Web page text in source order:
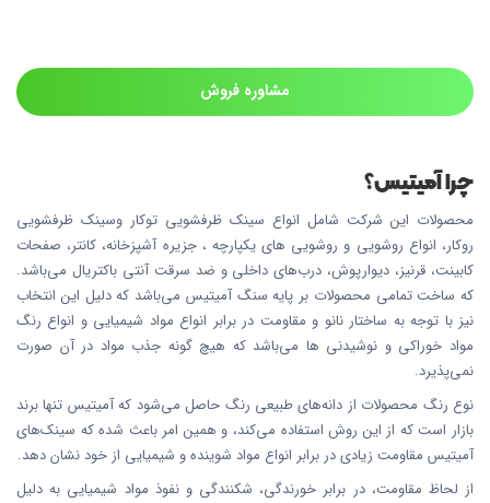
مشاوره فروش
چرا آمیتیس؟
محصولات این شرکت شامل انواع سینک ظرفشویی توکار وسینک ظرفشویی
روکار، انواع روشویی و روشویی های یکپارچه ، جزیره آشپزخانه، کانتر، صفحات
کابینت، قرنیز، دیوارپوش، درب‌های داخلی و ضد سرقت آنتی باکتریال می‌باشد.
که ساخت تمامی محصولات بر پایه سنگ آمیتیس می‌باشد که دلیل این انتخاب
نیز با توجه به ساختار نانو و مقاومت در برابر انواع مواد شیمیایی و انواع رنگ
مواد خوراکی و نوشیدنی ها می‌باشد که هیچ گونه جذب مواد در آن صورت
نمی‌پذیرد.
نوع رنگ محصولات از دانه‌های طبیعی رنگ حاصل می‌شود که آمیتیس تنها برند
بازار است که از این روش استفاده می‌کند، و همین امر باعث شده که سینک‌های
آمیتیس مقاومت زیادی در برابر انواع مواد شوینده و شیمیایی از خود نشان دهد.
از لحاظ مقاومت، در برابر خورندگی، شکنندگی و نفوذ مواد شیمیایی به دلیل